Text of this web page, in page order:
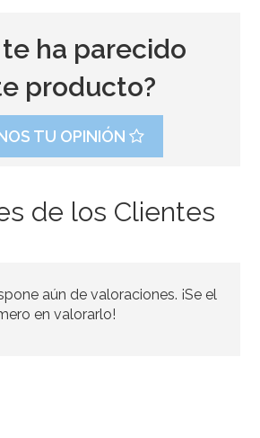
te ha parecido
producto?
TU OPINIÓN
de los Clientes
aún de valoraciones. ¡Se el
en valorarlo!